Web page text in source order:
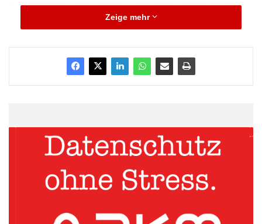
Für den zuständigen Vorstand, Hans Peter Trampe, ist diese
Entwicklung nicht überraschend: „Unsere Finanzierungspartner
Versicherungen, Versorgungskassen und Bausparkassen, die
alle über viel Liquidität verfügen.“ Dadurch wird großen
Dienstleistungsangebot. „So analysieren wir für den Kunden bei
jeder Finanzierung, welche Finanzierungs- und
Besicherungsstruktur für sein Unternehmen optimal ist – und
suchen dann den für ihn günstigsten Kreditgeber.“
Die Dr. Klein Co. AG ist auf der ExpoReal in der Halle B2, Stand
Zeige mehr